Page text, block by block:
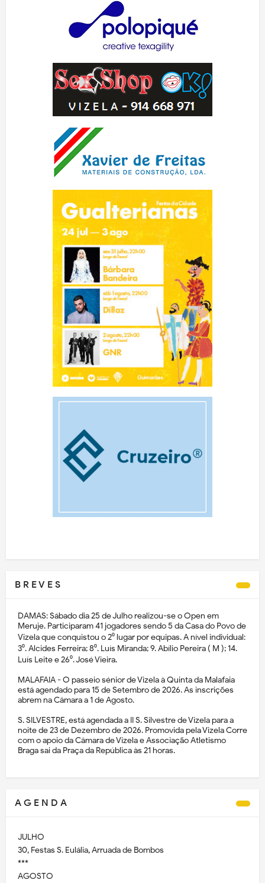
B R E V E S
DAMAS: Sábado dia 25 de Julho realizou-se o Open em
Meruje. Participaram 41 jogadores sendo 5 da Casa do Povo de
Vizela que conquistou o 2⁰ lugar por equipas. A nível individual:
3⁰. Alcides Ferreira; 8⁰. Luís Miranda; 9. Abílio Pereira ( M ); 14.
Luís Leite e 26⁰. José Vieira.
MALAFAIA - O passeio sénior de Vizela à Quinta da Malafaia
está agendado para 15 de Setembro de 2026. As inscrições
abrem na Câmara a 1 de Agosto.
S. SILVESTRE, está agendada a II S. Silvestre de Vizela para a
noite de 23 de Dezembro de 2026. Promovida pela Vizela Corre
com o apoio da Câmara de Vizela e Associação Atletismo
Braga sai da Praça da República às 21 horas.
A G E N D A
JULHO
30, Festas S. Eulália, Arruada de Bombos
***
AGOSTO